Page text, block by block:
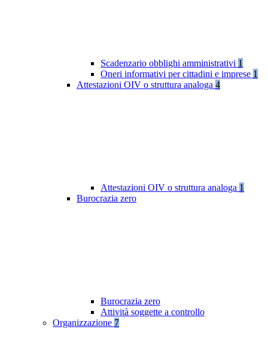
Scadenzario obblighi amministrativi 1
Oneri informativi per cittadini e imprese 1
Attestazioni OIV o struttura analoga 4
Attestazioni OIV o struttura analoga 1
Burocrazia zero
Burocrazia zero
Attività soggette a controllo
Organizzazione 7